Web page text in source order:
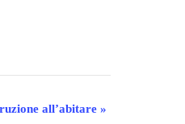
all’abitare »